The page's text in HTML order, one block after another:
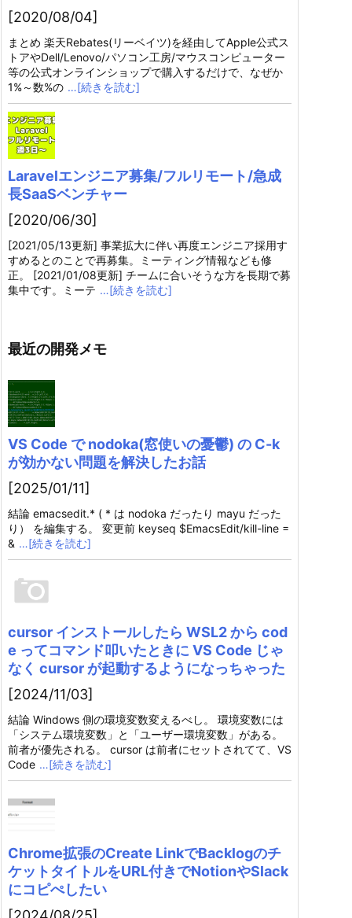
[2020/08/04]
まとめ 楽天Rebates(リーベイツ)を経由してApple公式ス
トアやDell/Lenovo/パソコン工房/マウスコンピューター
等の公式オンラインショップで購入するだけで、なぜか
1%～数%の …[続きを読む]
Laravelエンジニア募集/フルリモート/急成
長SaaSベンチャー
[2020/06/30]
[2021/05/13更新] 事業拡大に伴い再度エンジニア採用す
すめるとのことで再募集。ミーティング情報なども修
正。 [2021/01/08更新] チームに合いそうな方を長期で募
集中です。ミーテ …[続きを読む]
最近の開発メモ
VS Code で nodoka(窓使いの憂鬱) の C-k
が効かない問題を解決したお話
[2025/01/11]
結論 emacsedit.* ( * は nodoka だったり mayu だった
り） を編集する。 変更前 keyseq $EmacsEdit/kill-line =
& …[続きを読む]
cursor インストールしたら WSL2 から cod
e ってコマンド叩いたときに VS Code じゃ
なく cursor が起動するようになっちゃった
[2024/11/03]
結論 Windows 側の環境変数変えるべし。 環境変数には
「システム環境変数」と「ユーザー環境変数」がある。
前者が優先される。 cursor は前者にセットされてて、VS
Code …[続きを読む]
Chrome拡張のCreate LinkでBacklogのチ
ケットタイトルをURL付きでNotionやSlack
にコピぺしたい